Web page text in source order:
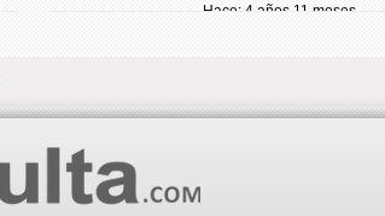
Hace: 4 años 11 meses